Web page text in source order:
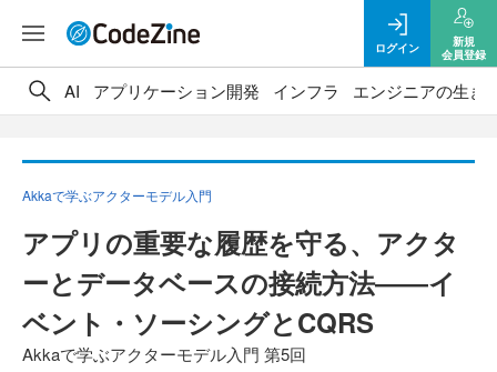
ログイン
新規
会員登録
AI アプリケーション開発 インフラ エンジニアの生き
Akkaで学ぶアクターモデル入門
アプリの重要な履歴を守る、アクタ
ーとデータベースの接続方法――イ
ベント・ソーシングとCQRS
Akkaで学ぶアクターモデル入門 第5回